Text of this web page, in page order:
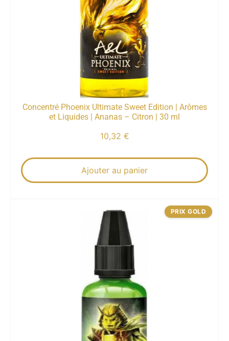
Concentré Phoenix Ultimate Sweet Edition | Arômes
et Liquides | Ananas – Citron | 30 ml
10,32 €
Ajouter au panier
PRIX GOLD